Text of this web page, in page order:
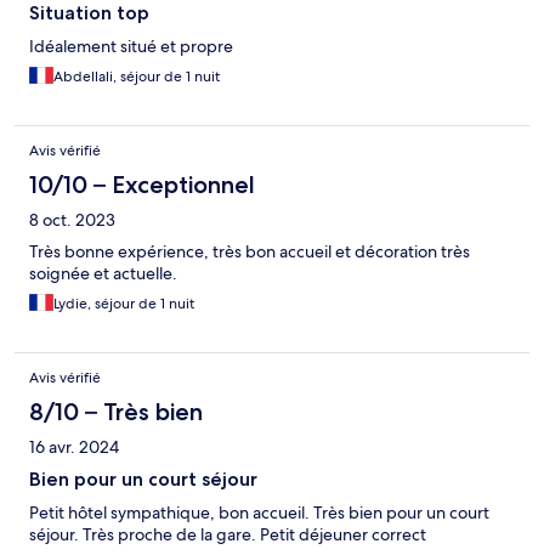
Situation top
Idéalement situé et propre
Abdellali, séjour de 1 nuit
Avis vérifié
10/10 – Exceptionnel
8 oct. 2023
Très bonne expérience, très bon accueil et décoration très
soignée et actuelle.
Lydie, séjour de 1 nuit
Avis vérifié
8/10 – Très bien
16 avr. 2024
Bien pour un court séjour
Petit hôtel sympathique, bon accueil. Très bien pour un court
séjour. Très proche de la gare. Petit déjeuner correct